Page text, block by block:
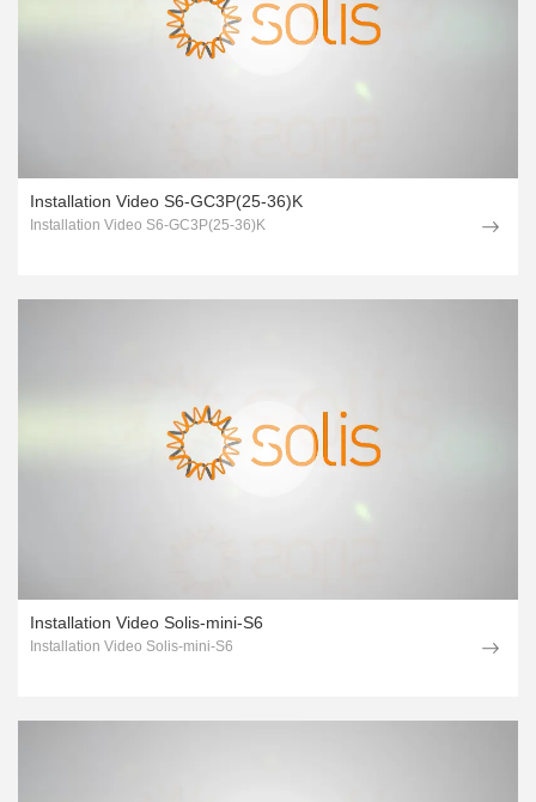
Installation Video S6-GC3P(25-36)K
Installation Video S6-GC3P(25-36)K
Installation Video Solis-mini-S6
Installation Video Solis-mini-S6